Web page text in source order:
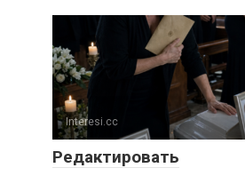
Interesi.cc
Редактировать